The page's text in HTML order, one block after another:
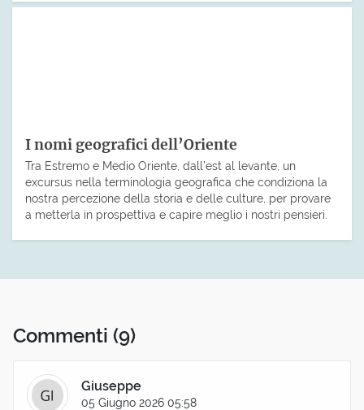
I nomi geografici dell’Oriente
Tra Estremo e Medio Oriente, dall’est al levante, un
excursus nella terminologia geografica che condiziona la
nostra percezione della storia e delle culture, per provare
a metterla in prospettiva e capire meglio i nostri pensieri.
Commenti (9)
Giuseppe
05 Giugno 2026 05:58